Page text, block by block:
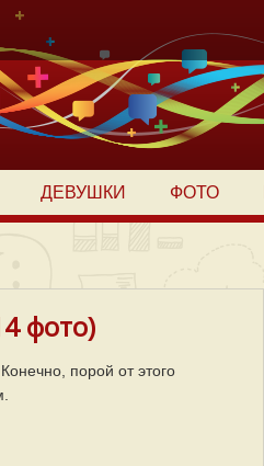
ДЕВУШКИ ФОТО
фото)
порой от этого